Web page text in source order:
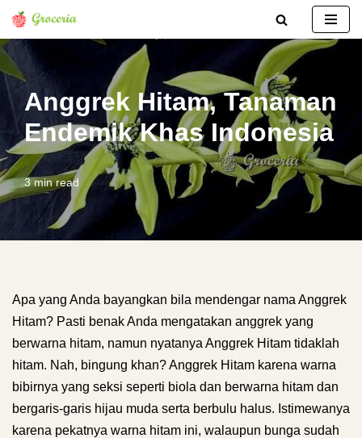
Lompat
ke
konten
Anggrek Hitam, Tanaman
Endemik Khas Indonesia
3 min read
Apa yang Anda bayangkan bila mendengar nama Anggrek
Hitam? Pasti benak Anda mengatakan anggrek yang
berwarna hitam, namun nyatanya Anggrek Hitam tidaklah
hitam. Nah, bingung khan? Anggrek Hitam karena warna
bibirnya yang seksi seperti biola dan berwarna hitam dan
bergaris-garis hijau muda serta berbulu halus. Istimewanya
karena pekatnya warna hitam ini, walaupun bunga sudah